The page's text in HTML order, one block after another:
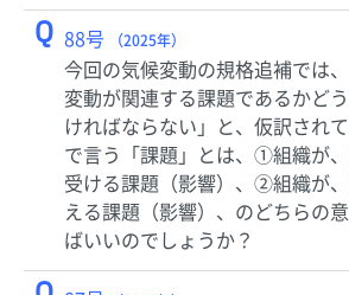
Q 88号 （2025年）
今回の気候変動の規格追補では
変動が関連する課題であるかど
ければならない」と、仮訳され
で言う「課題」とは、①組織が
受ける課題（影響）、②組織が
える課題（影響）、のどちらの
ばいいのでしょうか？